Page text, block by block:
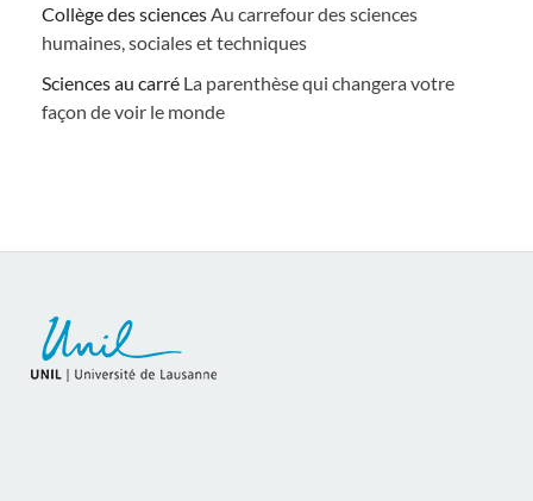
Collège des sciences Au carrefour des sciences
humaines, sociales et techniques
Sciences au carré La parenthèse qui changera votre
façon de voir le monde